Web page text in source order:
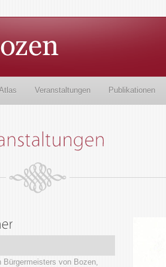
Veranstaltungen Publikationen
von Bozen,